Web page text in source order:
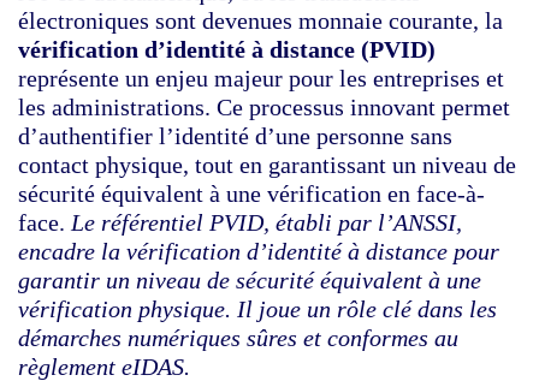
électroniques sont devenues monnaie courante, la
vérification d’identité à distance (PVID)
représente un enjeu majeur pour les entreprises et
les administrations. Ce processus innovant permet
d’authentifier l’identité d’une personne sans
contact physique, tout en garantissant un niveau de
sécurité équivalent à une vérification en face-à-
face. Le référentiel PVID, établi par l’ANSSI,
encadre la vérification d’identité à distance pour
garantir un niveau de sécurité équivalent à une
vérification physique. Il joue un rôle clé dans les
démarches numériques sûres et conformes au
règlement eIDAS.